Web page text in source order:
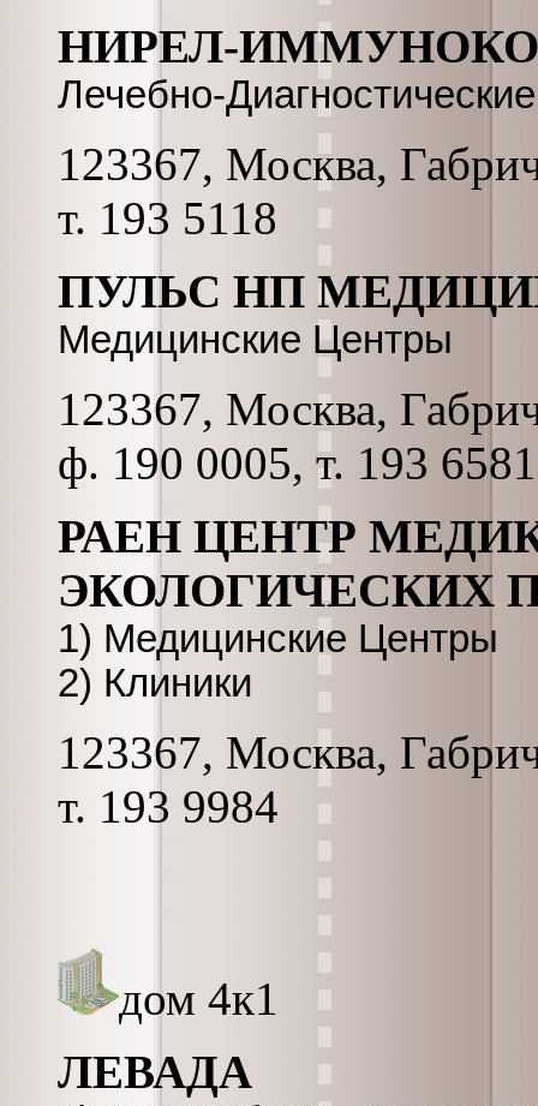
НИРЕЛ-
Лечебно-
123367, Москва,
т. 193 5118
ПУЛЬС НП
Медицинские Центры
123367, Москва,
ф. 190 0005, т. 193 6581
РАЕН ЦЕНТР
ЭКОЛОГИЧЕСКИХ
1) Медицинские Центры
2) Клиники
123367, Москва,
т. 193 9984
дом 4к1
ЛЕВАДА